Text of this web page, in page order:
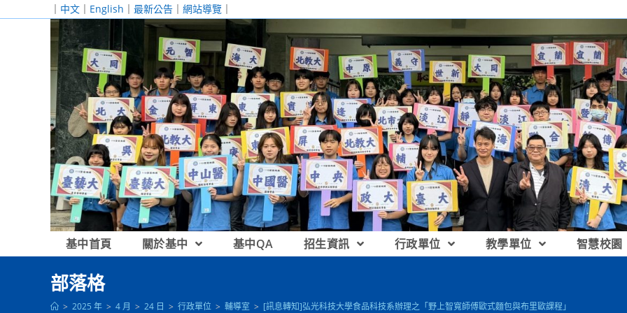
｜ 中文 ｜ English ｜ 最新公告 ｜ 網站導覽 ｜
基中首頁 關於基中 基中QA 招生資訊 行政單位 教學單位 智慧校園
部落格
> 2025 年 > 4 月 > 24 日 > 行政單位 > 輔導室 > [訊息轉知]弘光科技大學食品科技系辦理之「野上智寬師傅歐式麵包與布里歐課程」